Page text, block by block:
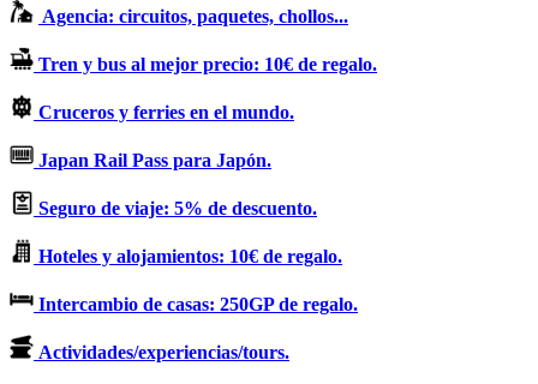
Agencia: circuitos, paquetes, chollos...
Tren y bus al mejor precio: 10€ de regalo.
Cruceros y ferries en el mundo.
Japan Rail Pass para Japón.
Seguro de viaje: 5% de descuento.
Hoteles y alojamientos: 10€ de regalo.
Intercambio de casas: 250GP de regalo.
Actividades/experiencias/tours.